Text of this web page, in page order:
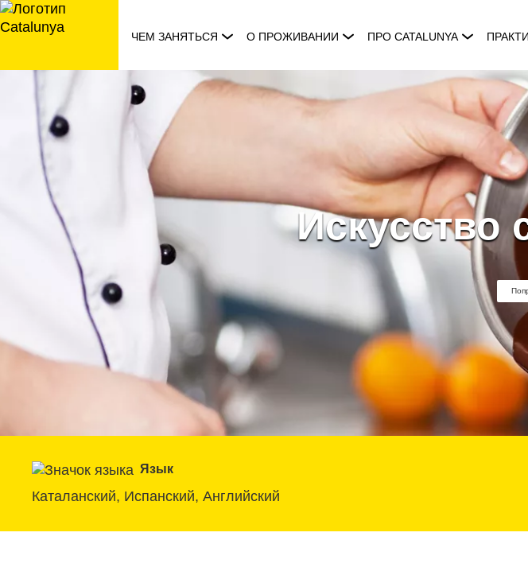
перейти
к
ЧЕМ ЗАНЯТЬСЯ О ПРОЖИВАНИИ ПРО CATALUNYA
Искусство
Язык
Каталанский, Испанский, Английский